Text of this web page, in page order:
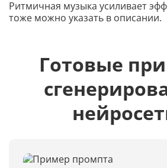
Ритмичная музыка усиливает
тоже можно указать в описании.
Готовые